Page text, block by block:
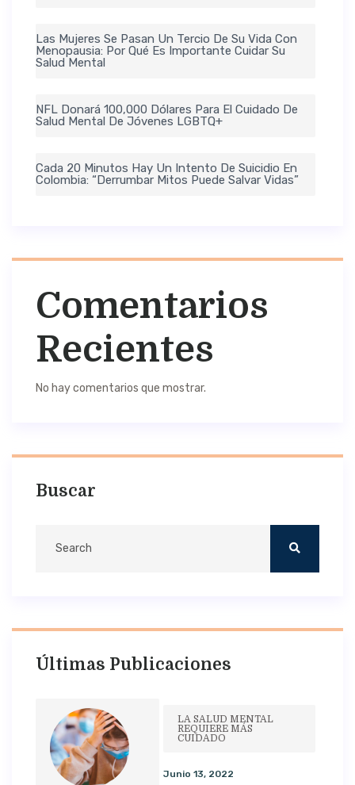
Las Mujeres Se Pasan Un Tercio De Su Vida Con
Menopausia: Por Qué Es Importante Cuidar Su
Salud Mental
NFL Donará 100,000 Dólares Para El Cuidado De
Salud Mental De Jóvenes LGBTQ+
Cada 20 Minutos Hay Un Intento De Suicidio En
Colombia: “Derrumbar Mitos Puede Salvar Vidas”
Comentarios
Recientes
No hay comentarios que mostrar.
Buscar
Últimas Publicaciones
LA SALUD MENTAL
REQUIERE MÁS
CUIDADO
Junio 13, 2022